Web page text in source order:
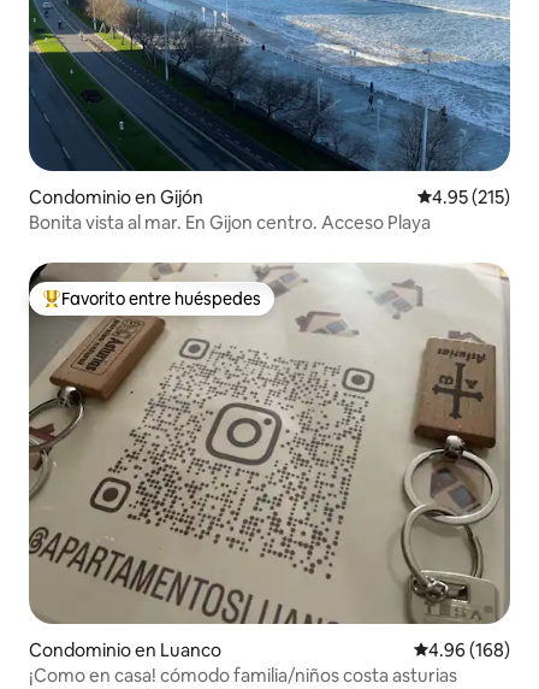
Condominio en Gijón Calificación
4.95 (215)
Bonita vista al mar. En Gijon centro. Acceso Playa
De los mejores en Favorito entre huéspedes
Favorito entre huéspedes
Condominio en Luanco Calificación
4.96 (168)
¡Como en casa! cómodo familia/niños costa asturias